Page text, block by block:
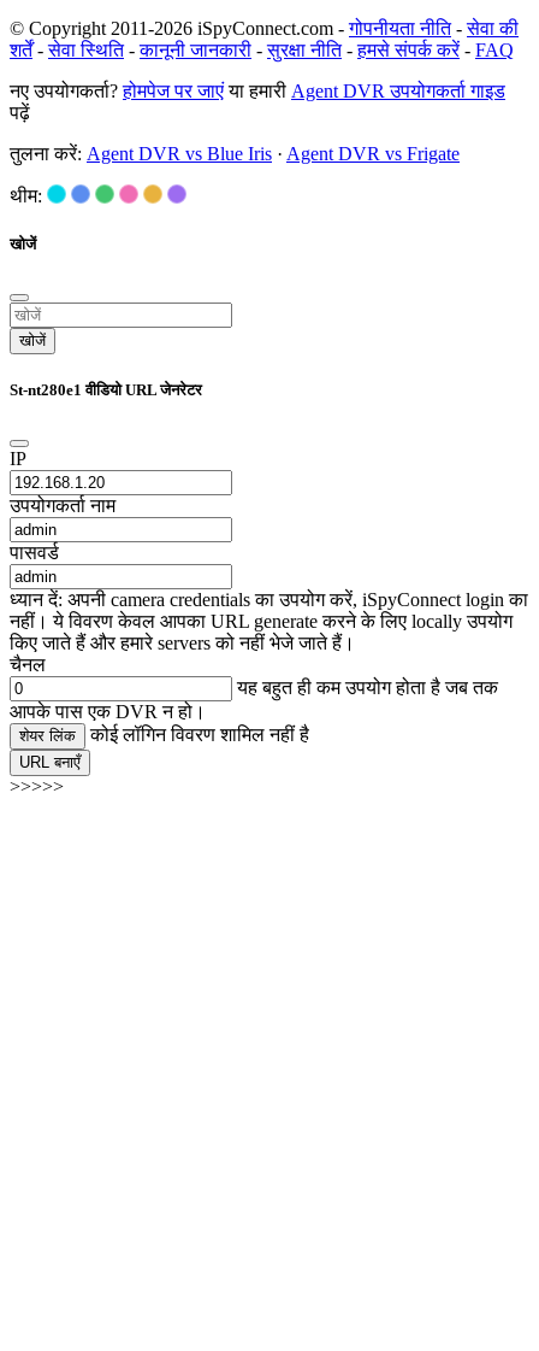
© Copyright 2011-2026 iSpyConnect.com -गोपनीयता नीति-सेवा की
शर्तें-सेवा स्थिति-कानूनी जानकारी -सुरक्षा नीति-हमसे संपर्क करें- FAQ
नए उपयोगकर्ता?होमपेज पर जाएंया हमारी Agent DVR उपयोगकर्ता गाइड
पढ़ें
तुलना करें: Agent DVR vs Blue Iris · Agent DVR vs Frigate
थीम:
खोजें
खोजें
St-nt280e1 वीडियो URL जेनरेटर
IP
उपयोगकर्ता नाम
पासवर्ड
ध्यान दें: अपनी camera credentials का उपयोग करें, iSpyConnect login का
नहीं। ये विवरण केवल आपका URL generate करने के लिए locally उपयोग
किए जाते हैं और हमारे servers को नहीं भेजे जाते हैं।
चैनल
यह बहुत ही कम उपयोग होता है जब तक
आपके पास एक DVR न हो।
शेयर लिंक कोई लॉगिन विवरण शामिल नहीं है
URL बनाएँ
>>>>>